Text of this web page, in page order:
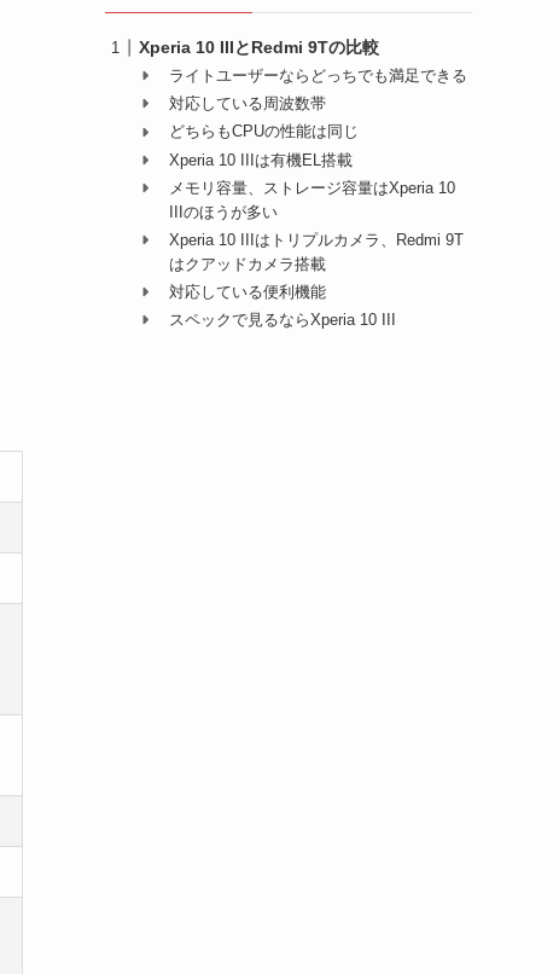
Xperia 10 IIIとRedmi 9Tの比較
ライトユーザーならどっちでも満足できる
対応している周波数帯
どちらもCPUの性能は同じ
Xperia 10 IIIは有機EL搭載
メモリ容量、ストレージ容量はXperia 10
IIIのほうが多い
Xperia 10 IIIはトリプルカメラ、Redmi 9T
はクアッドカメラ搭載
対応している便利機能
スペックで見るならXperia 10 III